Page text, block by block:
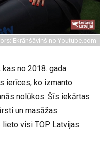
Ekrānšāviņš no Youtube.com
no 2018. gada
ierīces, ko izmanto
nolūkos. Šīs iekārtas
un masāžas
visi TOP Latvijas